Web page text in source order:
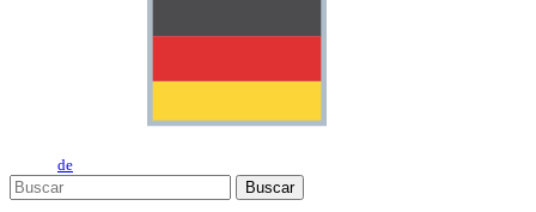
de
Buscar